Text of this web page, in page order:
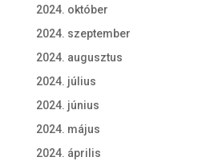
2024. október
2024. szeptember
2024. augusztus
2024. július
2024. június
2024. május
2024. április